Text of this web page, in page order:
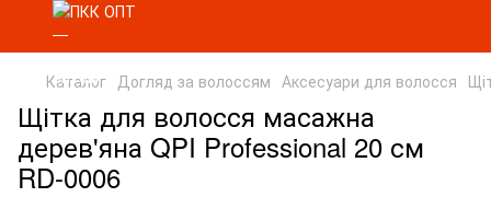
Каталог Догляд за волоссям Аксесуари для волосся
Щітка для волосся масажна
дерев'яна QPI Professional 20 см
RD-0006